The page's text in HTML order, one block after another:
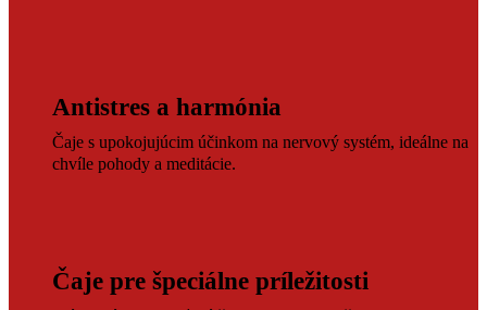
Antistres a harmónia
Čaje s upokojujúcim účinkom na nervový systém, ideálne na
chvíle pohody a meditácie.
Čaje pre špeciálne príležitosti